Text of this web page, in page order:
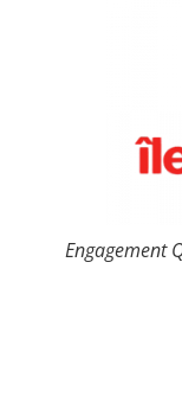
Engagement